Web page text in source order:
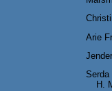
Arie
Serda
H.